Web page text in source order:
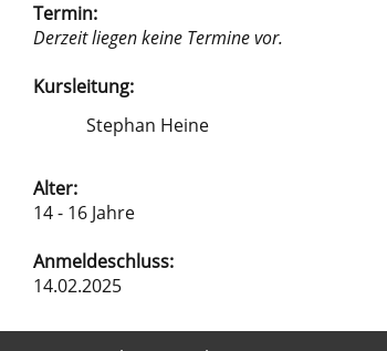
Termin:
Derzeit liegen keine Termine vor.
Kursleitung:
Stephan Heine
Alter:
14 - 16 Jahre
Anmeldeschluss:
14.02.2025